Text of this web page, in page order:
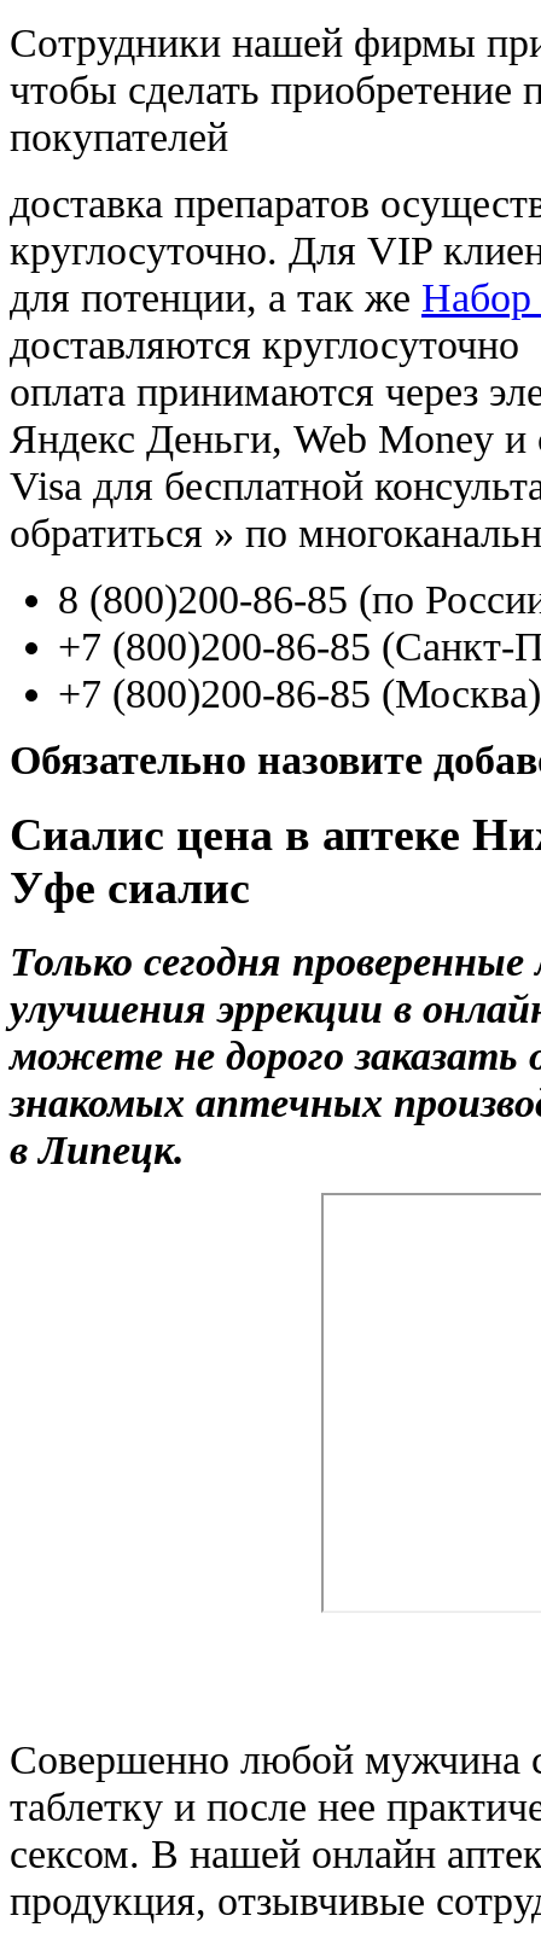
Cотрудники нашей фирмы
чтобы сделать приобретение
покупателей
доставка препаратов
круглосуточно. Для VIP
для потенции, а так же Набор
доставляются круглосуточно
оплата принимаются через
Яндекс Деньги, Web Money и
Visa для бесплатной
обратиться » по
8 (800)200-86-85 (по
+7 (800)200-86-85 (Санкт-
+7 (800)200-86-85 (Москва)
Обязательно назовите
Сиалис цена в аптеке
Уфе сиалис
Только сегодня
улучшения эррекции в
можете не дорого заказать
знакомых аптечных
в Липецк.
Совершенно любой мужчина
таблетку и после нее
сексом. В нашей онлайн
продукция, отзывчивые